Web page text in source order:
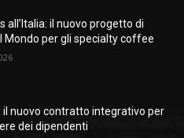
all’Italia: il nuovo progetto di
Mondo per gli specialty coffee
il nuovo contratto integrativo per
dei dipendenti